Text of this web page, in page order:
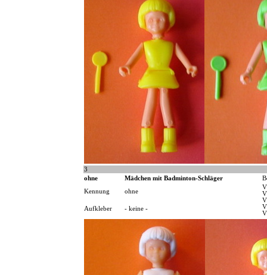
3
ohne
Mädchen mit Badminton-Schläger
Kennung
ohne
Aufkleber - keine -